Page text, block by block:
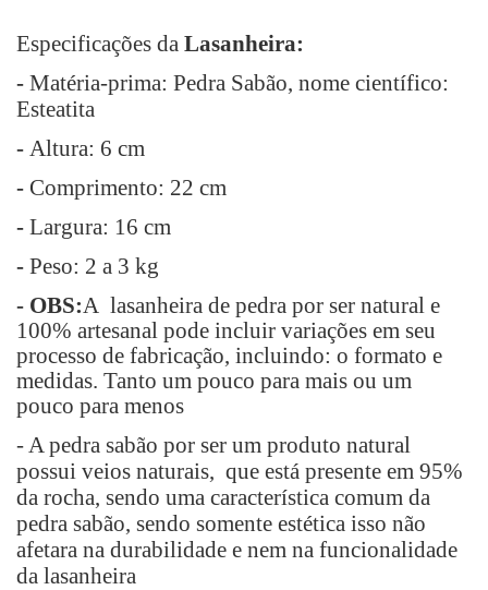
Especificações da Lasanheira:
- Matéria-prima: Pedra Sabão, nome científico:
Esteatita
- Altura: 6 cm
- Comprimento: 22 cm
- Largura: 16 cm
- Peso: 2 a 3 kg
- OBS:A lasanheira de pedra por ser natural e
100% artesanal pode incluir variações em seu
processo de fabricação, incluindo: o formato e
medidas. Tanto um pouco para mais ou um
pouco para menos
- A pedra sabão por ser um produto natural
possui veios naturais, que está presente em 95%
da rocha, sendo uma característica comum da
pedra sabão, sendo somente estética isso não
afetara na durabilidade e nem na funcionalidade
da lasanheira